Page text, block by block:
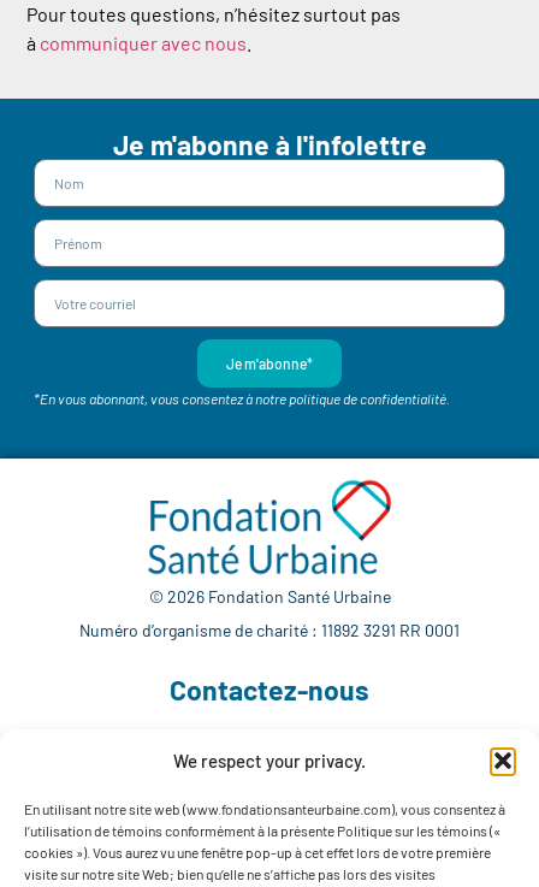
We respect your privacy.
En utilisant notre site web (www.fondationsanteurbaine.com), vous consentez à
l’utilisation de témoins conformément à la présente Politique sur les témoins («
cookies »). Vous aurez vu une fenêtre pop-up à cet effet lors de votre première
visite sur notre site Web; bien qu’elle ne s’affiche pas lors des visites
Pour toutes questions, n’hésitez surtout pas
à communiquer avec nous
Je m'abonne à l'infolettre
Je m'abonne*
*En vous abonnant, vous consentez à notre politique de confidentialité.
© 2026 Fondation Santé Urbaine
Numéro d’organisme de charité : 11892 3291 RR 0001
Contactez-nous
info@fondationsanteurbaine.com
1560 rue Sherbrooke Est, local F-1123
Montréal, QC H2L 4M1